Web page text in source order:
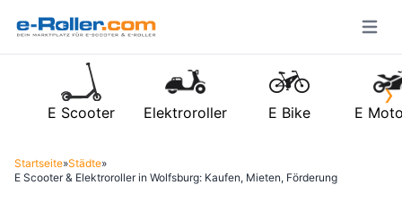
Open
›
E Scooter Elektroroller E Bike E
Startseite»Städte»
E Scooter & Elektroroller in Wolfsburg: Kaufen, Mieten, Förderung